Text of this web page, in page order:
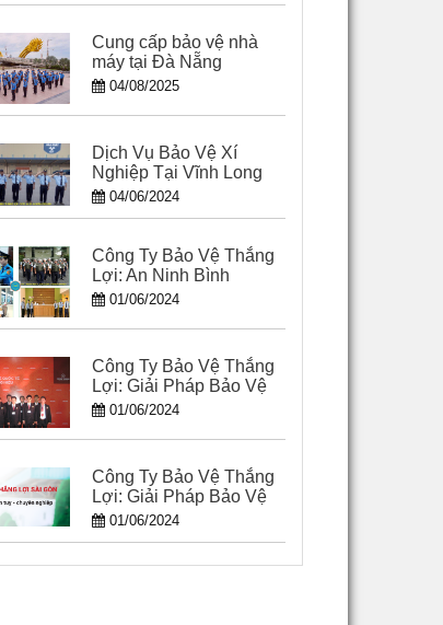
Cung cấp bảo vệ nhà
máy tại Đà Nẵng
04/08/2025
Dịch Vụ Bảo Vệ Xí
Nghiệp Tại Vĩnh Long
04/06/2024
Công Ty Bảo Vệ Thắng
Lợi: An Ninh Bình
Dương - Dịch Vụ Bảo
01/06/2024
Công Ty Bảo Vệ Thắng
Lợi: Giải Pháp Bảo Vệ
Hiệu Quả Tại Long An
01/06/2024
Công Ty Bảo Vệ Thắng
Lợi: Giải Pháp Bảo Vệ
Hoàn Hảo Tại Hồ Chí
01/06/2024